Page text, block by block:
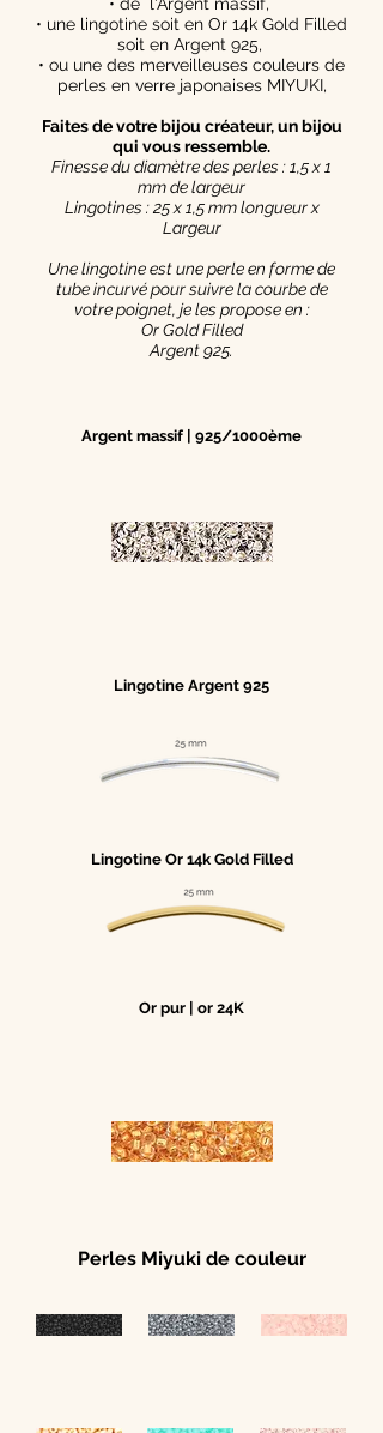
• une lingotine soit en Or 14k Gold Filled
soit en Argent 925,
• ou une des merveilleuses couleurs de
perles en verre japonaises MIYUKI,
Faites de votre bijou créateur, un bijou
qui vous ressemble.
Finesse du diamètre des perles : 1,5 x 1
mm de largeur
Lingotines : 25 x 1,5 mm longueur x
Largeur
Une lingotine est une perle en forme de
tube incurvé pour suivre la courbe de
votre poignet, je les propose en :
Or Gold Filled
Argent 925.
Argent massif | 925/1000ème
Lingotine Argent 925
Lingotine Or 14k Gold Filled
Or pur | or 24K
Perles Miyuki de couleur